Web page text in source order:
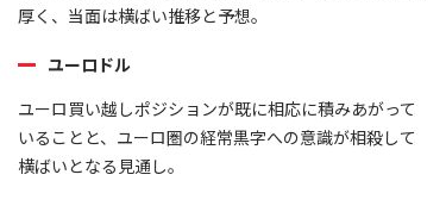
厚く、当面は横ばい推移と予想。
ユーロドル
ユーロ買い越しポジションが既に相応に積みあがって
いることと、ユーロ圏の経常黒字への意識が相殺して
横ばいとなる見通し。